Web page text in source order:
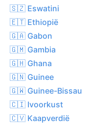
🇸🇿 Eswatini
🇪🇹 Ethiopië
🇬🇦 Gabon
🇬🇲 Gambia
🇬🇭 Ghana
🇬🇳 Guinee
🇬🇼 Guinee-Bissau
🇨🇮 Ivoorkust
🇨🇻 Kaapverdië